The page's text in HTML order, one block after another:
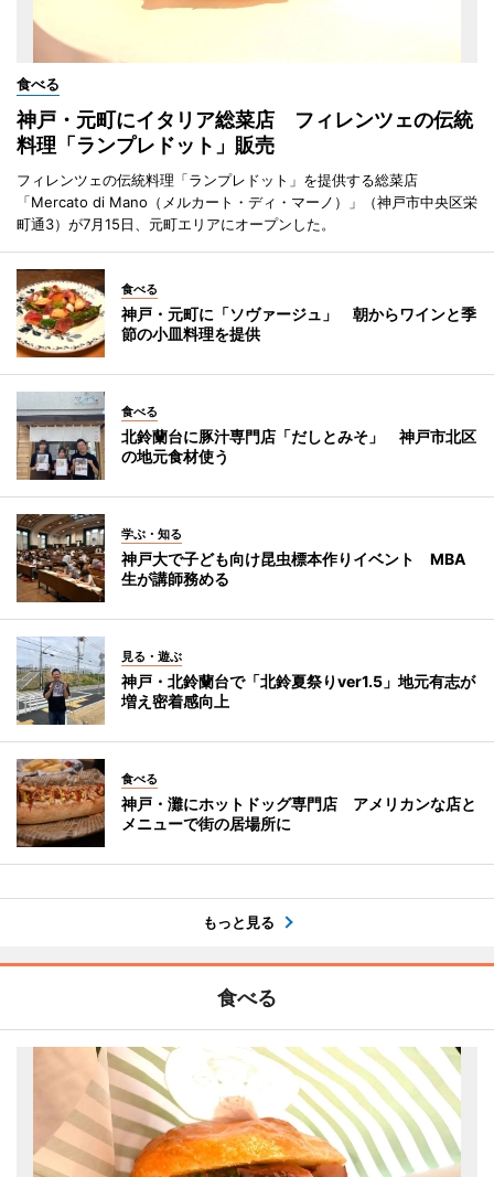
食べる
神戸・元町にイタリア総菜店 フィレンツェの伝統
料理「ランプレドット」販売
フィレンツェの伝統料理「ランプレドット」を提供する総菜店
「Mercato di Mano（メルカート・ディ・マーノ）」（神戸市中央区栄
町通3）が7月15日、元町エリアにオープンした。
食べる
神戸・元町に「ソヴァージュ」 朝からワインと季
節の小皿料理を提供
食べる
北鈴蘭台に豚汁専門店「だしとみそ」 神戸市北区
の地元食材使う
学ぶ・知る
神戸大で子ども向け昆虫標本作りイベント MBA
生が講師務める
見る・遊ぶ
神戸・北鈴蘭台で「北鈴夏祭りver1.5」地元有志が
増え密着感向上
食べる
神戸・灘にホットドッグ専門店 アメリカンな店と
メニューで街の居場所に
もっと見る
食べる